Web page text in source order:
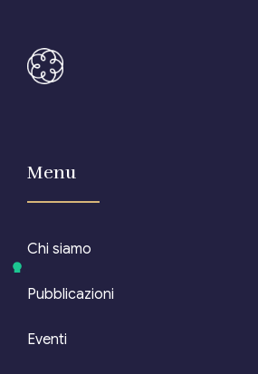
Menu
Chi siamo
Pubblicazioni
Eventi